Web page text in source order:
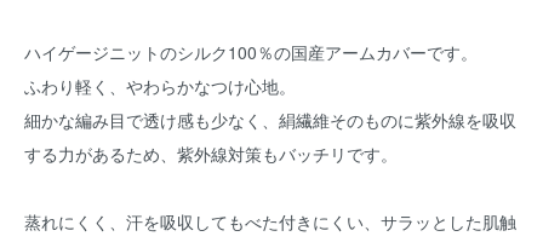
ハイゲージニットのシルク100％の国産アームカバーです。
ふわり軽く、やわらかなつけ心地。
細かな編み目で透け感も少なく、絹繊維そのものに紫外線を吸収
する力があるため、紫外線対策もバッチリです。
蒸れにくく、汗を吸収してもべた付きにくい、サラッとした肌触